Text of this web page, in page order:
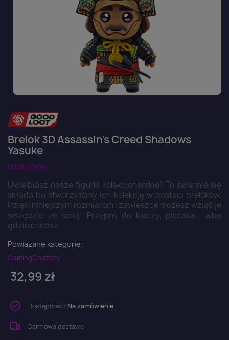
Brelok 3D Assassin's Creed Shadows
Yasuke
Dodaj opinie
Uwielbiasz nasze figurki kolekcjonerskie? To świetnie się
składa bo stworzyliśmy ich kolekcję w postaci breloków.
Dzięki mniejszym rozmiarom i zawieszce możesz wziąć je
wszędzie ze sobą! Przypnij do kluczy, plecaka... albo
gdzie chcesz.
Powiązane kategorie:
GamingGadżety
32,99 zł
Dostępność: Na zamówienie
Darmowa dostawa